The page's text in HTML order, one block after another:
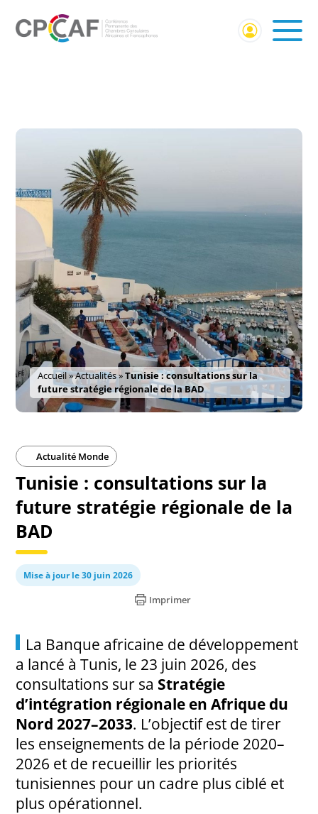
Accueil»Actualités»Tunisie : consultations sur la
future stratégie régionale de la BAD
Actualité Monde
Tunisie : consultations sur la
future stratégie régionale de la
BAD
Mise à jour le 30 juin 2026
Imprimer
La Banque africaine de développement
a lancé à Tunis, le 23 juin 2026, des
consultations sur sa Stratégie
d’intégration régionale en Afrique du
Nord 2027–2033. L’objectif est de tirer
les enseignements de la période 2020–
2026 et de recueillir les priorités
tunisiennes pour un cadre plus ciblé et
plus opérationnel.